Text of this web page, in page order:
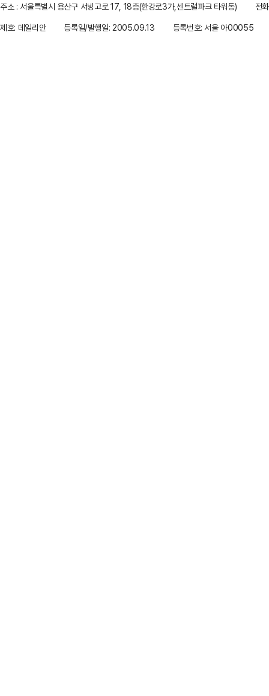
주소 : 서울특별시 용산구 서빙고로 17, 18층(한강로3가,센트럴파크 타워동)
전
제호: 데일리안
등록일/발행일: 2005.09.13 등록번호: 서울 아00055